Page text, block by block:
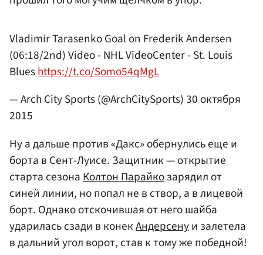
Vladimir Tarasenko Goal on Frederik Andersen
(06:18/2nd) Video - NHL VideoCenter - St. Louis
Blueshttps://t.co/Somo54qMgL
— Arch City Sports (@ArchCitySports)30 октября
2015
Ну а дальше против «Дакс» обернулись еще и
борта в Сент-Луисе. Защитник — открытие
старта сезонаКолтон Парайкозарядил от
синей линии, но попал не в створ, а в лицевой
борт. Однако отскочившая от него шайба
ударилась сзади в конекАндерсенуи залетела
в дальний угол ворот, став к тому же победной!